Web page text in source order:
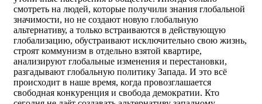
смотреть на людей, которые получили знания глобальной
значимости, но не создают новую глобальную
альтернативу, а только встраиваются в действующую
глобализацию, обустраивают исключительно свою жизнь,
строят коммунизм в отдельно взятой квартире,
анализируют глобальные изменения и перестановки,
разгадывают глобальную политику Запада. И это всё
происходит в наше время, когда провозглашается
свободная конкуренция и свобода демократии. Кто